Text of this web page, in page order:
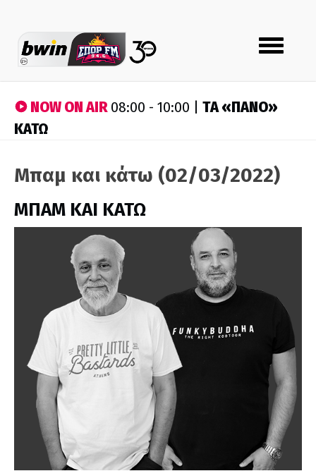
Toggle
navigation
NOW ON AIR08:00 - 10:00 | ΤA «ΠΑΝΟ»
ΚΑΤΩ
Μπαμ και κάτω (02/03/2022)
ΜΠΑΜ ΚΑΙ ΚΑΤΩ